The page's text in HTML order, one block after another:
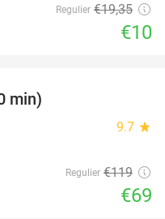
Regulier €19,35
€10
min)
9.7 star
Regulier €119
€69